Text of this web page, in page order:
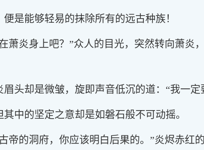
是能够轻易的抹除所有的远古种族！
萧炎身上吧？”众人的目光，突然转向萧炎
头却是微皱，旋即声音低沉的道：“我一定
中的坚定之意却是如磐石般不可动摇。
帝的洞府，你应该明白后果的。”炎烬赤红